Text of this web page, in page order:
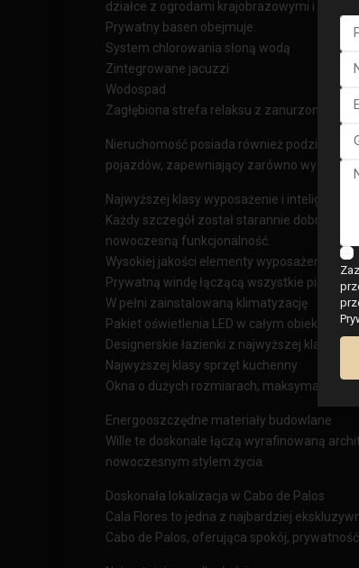
działce z ogrodami krajobrazowymi i
Prywatny basen obejmuje:
System chlorowania słoną wodą
Zintegrowane jacuzzi
Wodospad
Zagłębiona strefa relaksu z zanurzonymi
Nieruchomość posiada również podziemny
pojazdów, zapewniający zarówno wygodę,
Najwyższej klasy wyposażenie i inteligentny
Każdy szczegół został starannie dobrany,
nowoczesną funkcjonalność.
Wysokiej jakości elementy wyposażenia
Prywatną windę łączącą wszystkie piętra
W pełni zainstalowaną klimatyzację
Pakiet oświetlenia LED w całym obiekcie
Designerskie łazienki z najwyższej klasy
Najwyższej klasy sprzęt kuchenny
Okna o dużych rozmiarach,
Energooszczędne materiały budowlane
Wille te doskonale łączą wyrafinowaną
nowoczesnym stylem życia.
Doskonała lokalizacja w Cabo de Palos
Cala Flores to jedna z najbardziej
Cabo de Palos, oferująca spokój,